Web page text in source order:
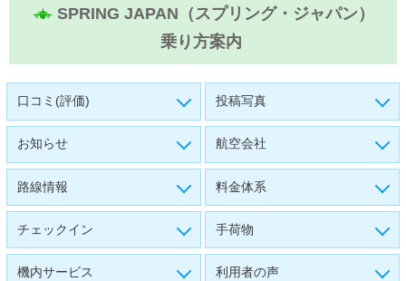
SPRING JAPAN（スプリング・ジャパン）
乗り方案内
口コミ(評価) 投稿写真
お知らせ 航空会社
路線情報 料金体系
チェックイン 手荷物
機内サービス 利用者の声